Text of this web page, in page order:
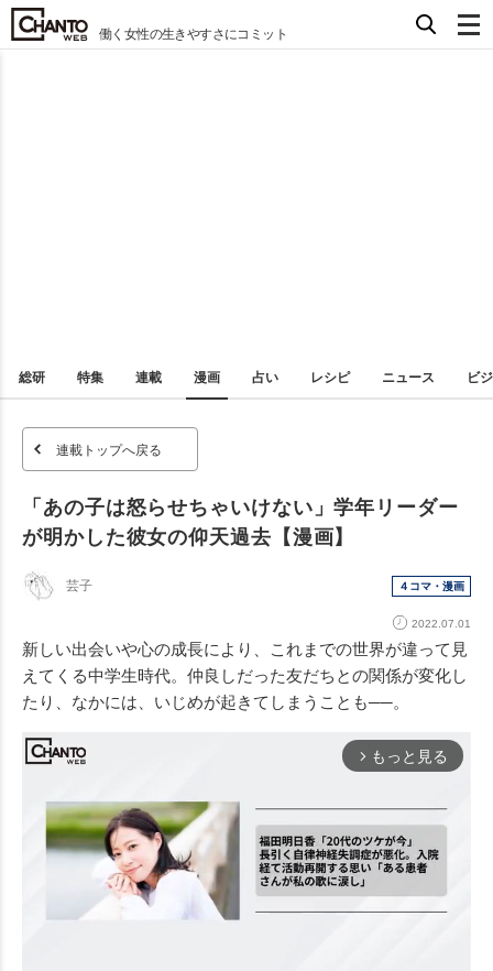
働く女性の生きやすさにコミット
総研 特集 連載 漫画 占い レシピ ニュース ビ
連載トップへ戻る
「あの子は怒らせちゃいけない」学年リーダー
が明かした彼女の仰天過去【漫画】
芸子 ４コマ・漫画
2022.07.01
新しい出会いや心の成長により、これまでの世界が違って見
えてくる中学生時代。仲良しだった友だちとの関係が変化し
たり、なかには、いじめが起きてしまうことも──。
arrow_forward_ios もっと見る